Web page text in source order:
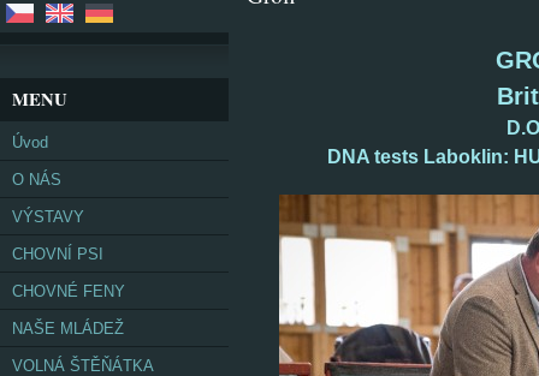
DNA tests Laboklin:
MENU
Úvod
O NÁS
VÝSTAVY
CHOVNÍ PSI
CHOVNÉ FENY
NAŠE MLÁDEŽ
VOLNÁ ŠTĚŇÁTKA